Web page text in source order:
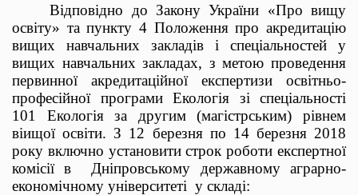
Відповідно до Закону України «Про вищу
освіту» та пункту 4 Положення про акредитацію
вищих навчальних закладів і спеціальностей у
вищих навчальних закладах, з метою проведення
первинної акредитаційної експертизи освітньо-
професійної програми Екологія зі спеціальності
101 Екологія за другим (магістрським) рівнем
віищої освіти. З 12 березня по 14 березня 2018
року включно установити строк роботи експертної
комісії в
Дніпровському державному аграрно-
економічному університеті у складі: